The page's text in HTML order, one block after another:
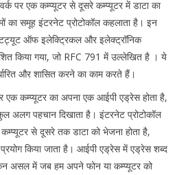
पर एक कम्प्यूटर से दूसरे कम्प्यूटर में डाटा का
का समूह इंटरनेट प्रोटोकॉल कहलाता है। इन
ऑफ इलेक्ट्रिकल और इलेक्ट्रॉनिक
किया गया, जो RFC 791 में उल्लेखित है । ये
और शासित करने का काम करते हैं।
कम्प्यूटर का अपना एक आईपी एड्रेस होता है,
अलग पहचान दिखाता है। इंटरनेट प्रोटोकॉल
से दूसरे तक डाटा को भेजना होता है,
किया जाता है। आईपी एड्रेस में एड्रेस शब्द
असल में जब हम अपने फोन या कम्प्यूटर को